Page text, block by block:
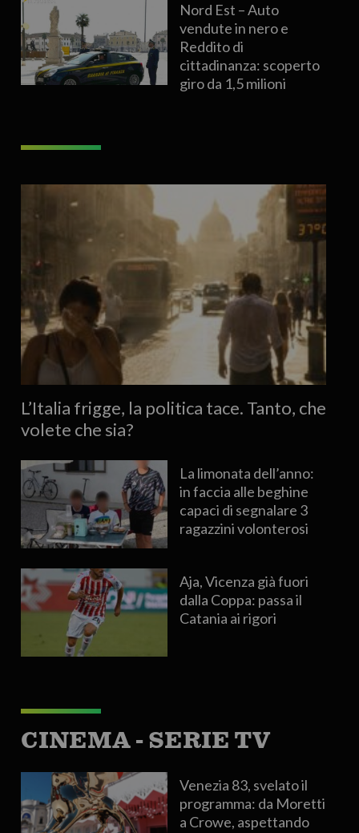
Nord Est – Auto
vendute in nero e
Reddito di
cittadinanza: scoperto
giro da 1,5 milioni
L’Italia frigge, la politica tace. Tanto, che
volete che sia?
La limonata dell’anno:
in faccia alle beghine
capaci di segnalare 3
ragazzini volonterosi
Aja, Vicenza già fuori
dalla Coppa: passa il
Catania ai rigori
CINEMA - SERIE TV
Venezia 83, svelato il
programma: da Moretti
a Crowe, aspettando